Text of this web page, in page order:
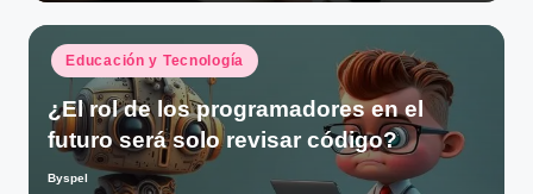
Publicado
en
Educación y Tecnología
¿El rol de los programadores en el
futuro será solo revisar código?
Publicado
Byspel